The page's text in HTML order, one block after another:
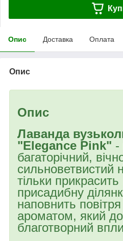
Опис Доставка Оплата
Опис
Опис
Лаванда
"Elegance Pink" -
багаторічний,
сильноветвистий
тільки
присадибну
наповнить
ароматом, який
благотворний